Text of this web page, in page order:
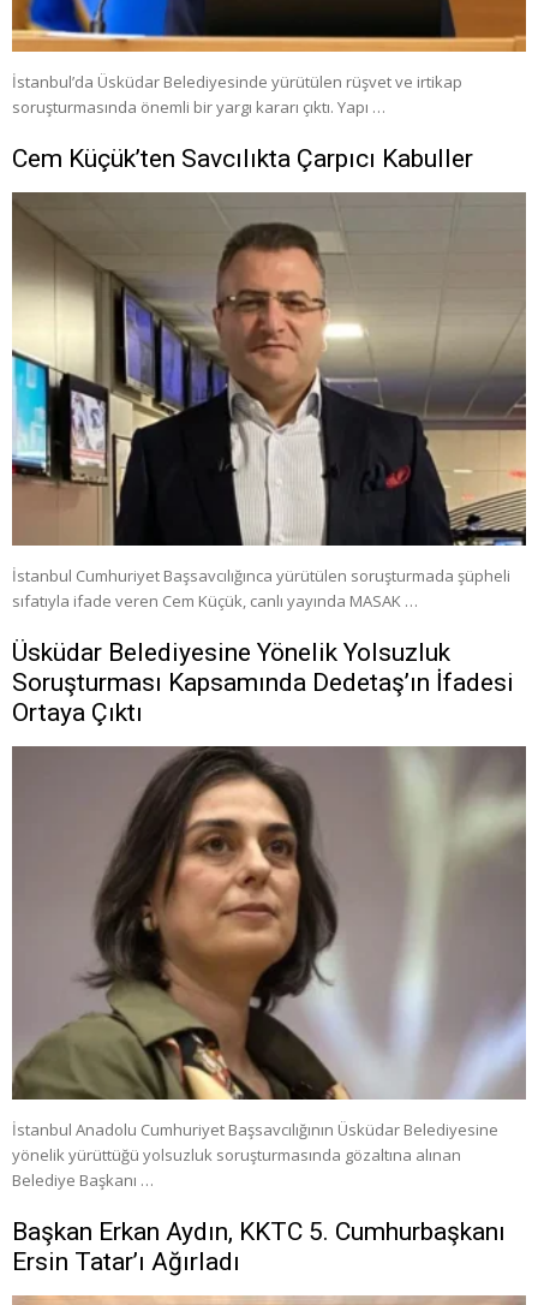
İstanbul’da Üsküdar Belediyesinde yürütülen rüşvet ve irtikap
soruşturmasında önemli bir yargı kararı çıktı. Yapı …
Cem Küçük’ten Savcılıkta Çarpıcı Kabuller
İstanbul Cumhuriyet Başsavcılığınca yürütülen soruşturmada şüpheli
sıfatıyla ifade veren Cem Küçük, canlı yayında MASAK …
Üsküdar Belediyesine Yönelik Yolsuzluk
Soruşturması Kapsamında Dedetaş’ın İfadesi
Ortaya Çıktı
İstanbul Anadolu Cumhuriyet Başsavcılığının Üsküdar Belediyesine
yönelik yürüttüğü yolsuzluk soruşturmasında gözaltına alınan
Belediye Başkanı …
Başkan Erkan Aydın, KKTC 5. Cumhurbaşkanı
Ersin Tatar’ı Ağırladı